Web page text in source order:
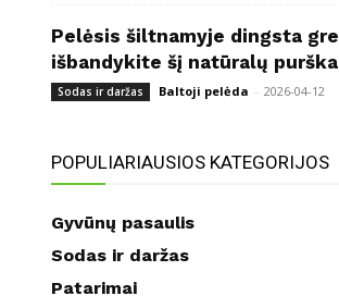
Pelėsis šiltnamyje dingsta
išbandykite šį natūralų
Sodas ir daržas Baltoji pelėda - 2026-04-12
POPULIARIAUSIOS KATEGORIJOS
Gyvūnų pasaulis
Sodas ir daržas
Patarimai